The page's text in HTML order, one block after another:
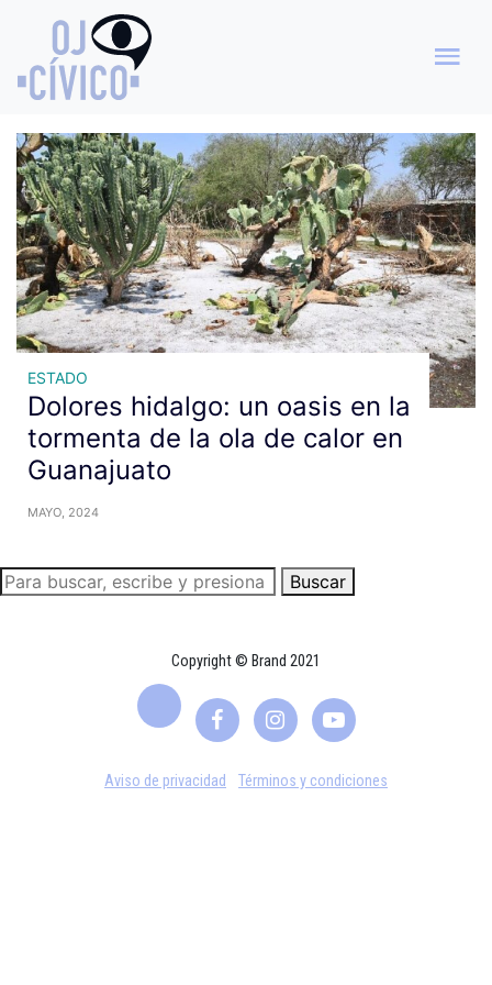
Archivo de etiquetas:
fenómeno meteorológico
ESTADO
Dolores hidalgo: un oasis en la
tormenta de la ola de calor en
Guanajuato
MAYO, 2024
Buscar
Copyright © Brand 2021
Aviso de privacidad Términos y condiciones